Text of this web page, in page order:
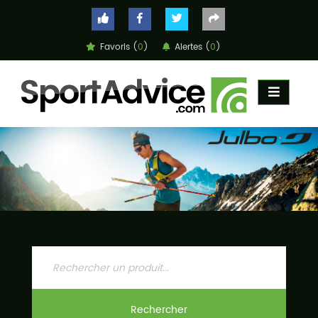
Favoris (0) Alertes (0)
COMPARATEUR
CONSEILS
CONTACT
Rechercher